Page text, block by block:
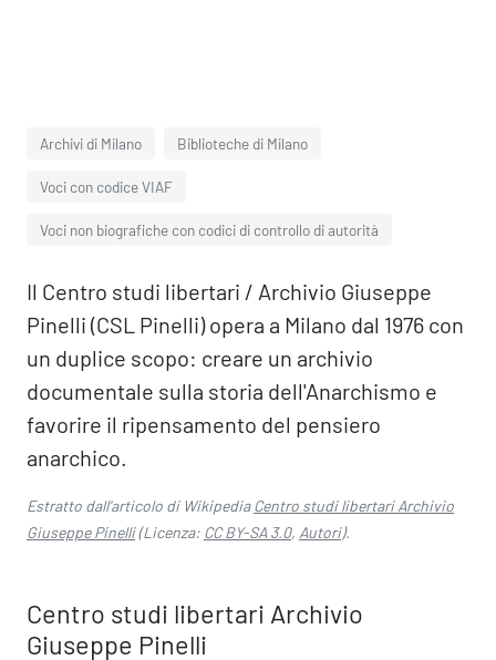
Archivi di Milano Biblioteche di Milano
Voci con codice VIAF
Voci non biografiche con codici di controllo di autorità
Il Centro studi libertari / Archivio Giuseppe
Pinelli (CSL Pinelli) opera a Milano dal 1976 con
un duplice scopo: creare un archivio
documentale sulla storia dell'Anarchismo e
favorire il ripensamento del pensiero
anarchico.
Estratto dall'articolo di WikipediaCentro studi libertari Archivio
Giuseppe Pinelli(Licenza: CC BY-SA 3.0, Autori).
Centro studi libertari Archivio
Giuseppe Pinelli